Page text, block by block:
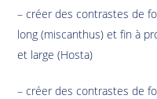
– créer des contrastes de
long (miscanthus) et fin à
et large (Hosta)
– créer des contrastes de